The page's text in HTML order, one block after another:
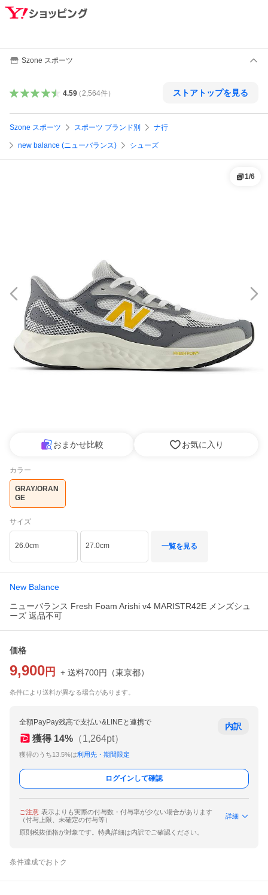
Szone スポーツ
4.59（ 2,564件） ストアトップを見る
Szone スポーツ スポーツ ブランド別 ナ行
new balance (ニューバランス) シューズ
1/6
おまかせ比較 お気に入り
カラー
GRAY/ORAN
GE
サイズ
26.0cm 27.0cm 一覧を見る
New Balance
ニューバランス Fresh Foam Arishi v4 MARISTR42E メンズシュ
ーズ 返品不可
価格
9,900 円 + 送料700円 （東京都）
条件により送料が異なる場合があります。
全額PayPay残高で支払い&LINEと連携で
獲得 14% （1,264pt）
獲得のうち13.5%は利用先・期間限定
内訳
ログインして確認
ご注意 表示よりも実際の付与数・付与率が少ない場合があります
（付与上限、未確定の付与等）
詳細
原則税抜価格が対象です。特典詳細は内訳でご確認ください。
条件達成でおトク